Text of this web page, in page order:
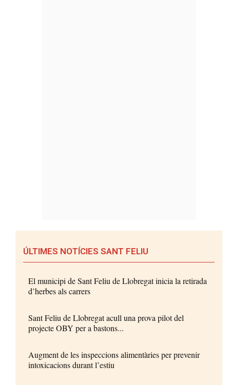
ÚLTIMES NOTÍCIES SANT FELIU
El municipi de Sant Feliu de Llobregat inicia la retirada
d’herbes als carrers
Sant Feliu de Llobregat acull una prova pilot del
projecte OBY per a bastons...
Augment de les inspeccions alimentàries per prevenir
intoxicacions durant l’estiu